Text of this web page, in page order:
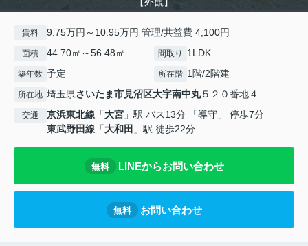
賃料 9.75万円～10.95万円 管理/共益費 4,100円
面積 44.70㎡～56.48㎡ 間取り 1LDK
築年数 予定 所在階 1階/2階建
所在地 埼玉県さいたま市見沼区大字南中丸５２０番地４
交通 京浜東北線 「大宮 」駅 バス13分 「導守」 停歩7分
東武野田線 「大和田 」駅 徒歩22分
無料 LINEからお問い合わせ
無料 お問い合わせ